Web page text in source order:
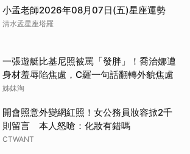
小孟老師2026年08月07日(五)星座運勢
清水孟星座塔羅
一張遊艇比基尼照被罵「發胖」！喬治娜遭
身材羞辱陷焦慮，C羅一句話翻轉外貌焦慮
姊妹淘
開會照意外變網紅照！女公務員妝容掀2千
則留言 本人怒嗆：化妝有錯嗎
CTWANT